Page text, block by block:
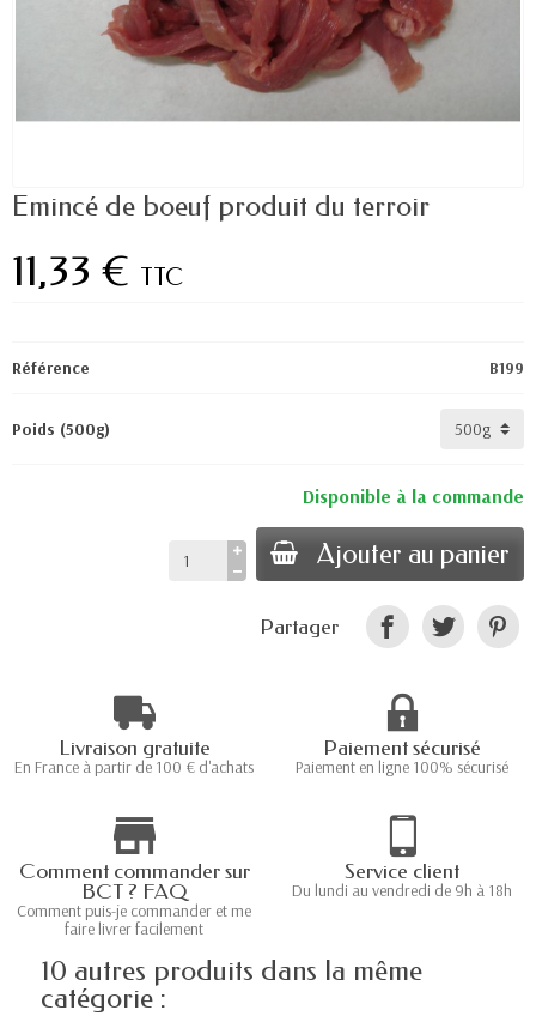
Emincé de boeuf produit du terroir
11,33 € TTC
Référence B199
Poids (500g)
Disponible à la commande
Ajouter au panier
Partager
Livraison gratuite
En France à partir de 100 € d'achats
Paiement sécurisé
Paiement en ligne 100% sécurisé
Comment commander sur
BCT ? FAQ
Comment puis-je commander et me
faire livrer facilement
Service client
Du lundi au vendredi de 9h à 18h
10 autres produits dans la même
catégorie :